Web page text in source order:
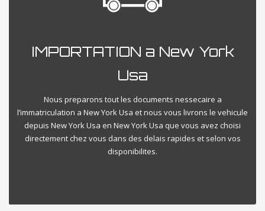
IMPORTATION a New York
Usa
Nous preparons tout les documents nessecaire a
l’immatriculation a New York Usa et nous vous livrons le vehicule
depuis New York Usa en New York Usa que vous avez choisi
directement chez vous dans des delais rapides et selon vos
disponibilites.